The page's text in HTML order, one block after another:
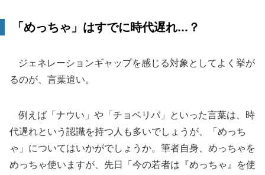
「めっちゃ」はすでに時代遅れ...？
ジェネレーションギャップを感じる対象としてよく挙が
るのが、言葉遣い。
例えば「ナウい」や「チョベリバ」といった言葉は、時
代遅れという認識を持つ人も多いでしょうが、「めっち
ゃ」についてはいかがでしょうか。筆者自身、めっちゃを
めっちゃ使いますが、先日「今の若者は『めっちゃ』を使